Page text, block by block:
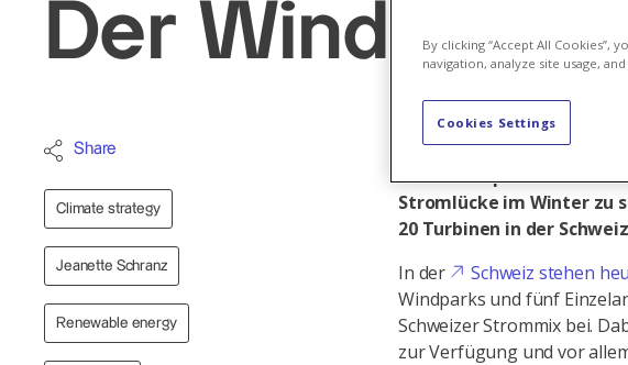
Der Wind hat
Share
Climate strategy
Jeanette Schranz
Renewable energy
Das Potenzial der
ist vielversprechend.
Stromlücke im Winter zu
20 Turbinen in der
In der
Schweiz stehen
Windparks und fünf
Schweizer Strommix bei.
zur Verfügung und vor
By clicking “Accept All
navigation, analyze site usage,
Cookies Settings